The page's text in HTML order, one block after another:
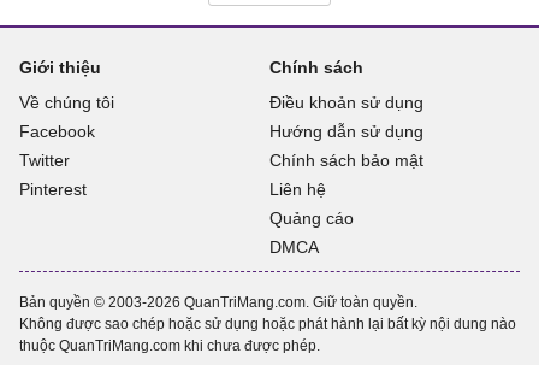
Giới thiệu
Về chúng tôi
Facebook
Twitter
Pinterest
Chính sách
Điều khoản sử dụng
Hướng dẫn sử dụng
Chính sách bảo mật
Liên hệ
Quảng cáo
DMCA
Bản quyền © 2003-2026 QuanTriMang.com. Giữ toàn quyền.
Không được sao chép hoặc sử dụng hoặc phát hành lại bất kỳ nội dung nào
thuộc QuanTriMang.com khi chưa được phép.